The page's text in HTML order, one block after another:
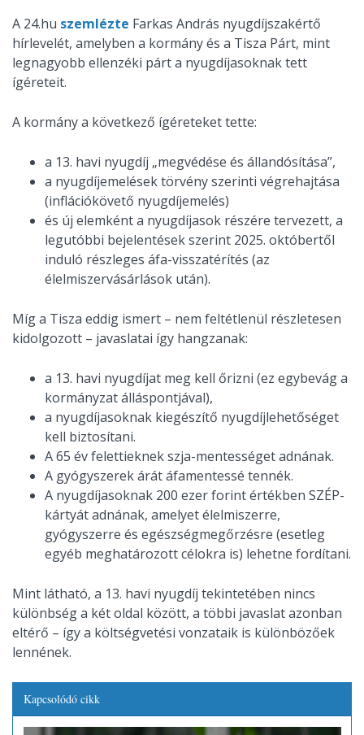
A 24.hu szemlézte Farkas András nyugdíjszakértő
hírlevelét, amelyben a kormány és a Tisza Párt, mint
legnagyobb ellenzéki párt a nyugdíjasoknak tett
ígéreteit.
A kormány a következő ígéreteket tette:
a 13. havi nyugdíj „megvédése és állandósítása”,
a nyugdíjemelések törvény szerinti végrehajtása
(inflációkövető nyugdíjemelés)
és új elemként a nyugdíjasok részére tervezett, a
legutóbbi bejelentések szerint 2025. októbertől
induló részleges áfa-visszatérítés (az
élelmiszervásárlások után).
Míg a Tisza eddig ismert – nem feltétlenül részletesen
kidolgozott – javaslatai így hangzanak:
a 13. havi nyugdíjat meg kell őrizni (ez egybevág a
kormányzat álláspontjával),
a nyugdíjasoknak kiegészítő nyugdíjlehetőséget
kell biztosítani.
A 65 év felettieknek szja-mentességet adnának.
A gyógyszerek árát áfamentessé tennék.
A nyugdíjasoknak 200 ezer forint értékben SZÉP-
kártyát adnának, amelyet élelmiszerre,
gyógyszerre és egészségmegőrzésre (esetleg
egyéb meghatározott célokra is) lehetne fordítani.
Mint látható, a 13. havi nyugdíj tekintetében nincs
különbség a két oldal között, a többi javaslat azonban
eltérő – így a költségvetési vonzataik is különbözőek
lennének.
Kapcsolódó cikk